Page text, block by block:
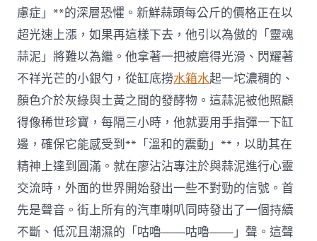
治
楊
梅
違
規
應
用
添
加
劑
問
題，
確
保
果
慮症」**的深層恐懼。新鮮蒜頭每公斤的價格正在以
超光速上漲，如果再這樣下去，他引以為傲的「靈魂
蒜泥」將難以為繼。他拿著一把被磨得光滑、閃耀著
不祥光芒的小銀勺，從缸底撈水箱水起一坨濃稠的、
顏色介於灰綠與土黃之間的發酵物。這蒜泥被他照顧
得像稀世珍寶，每隔三小時，他就要用手指彈一下缸
邊，確保它能感受到**「溫和的震動」**，以助其在
精神上達到圓滿。就在廖沾沾專注於與蒜泥進行心靈
交流時，外面的世界開始發出一些不對勁的信號。首
先是聲音。街上所有的汽車喇叭同時發出了一個持續
不斷、低沉且潮濕的「咕嚕——咕嚕——」聲。這聲